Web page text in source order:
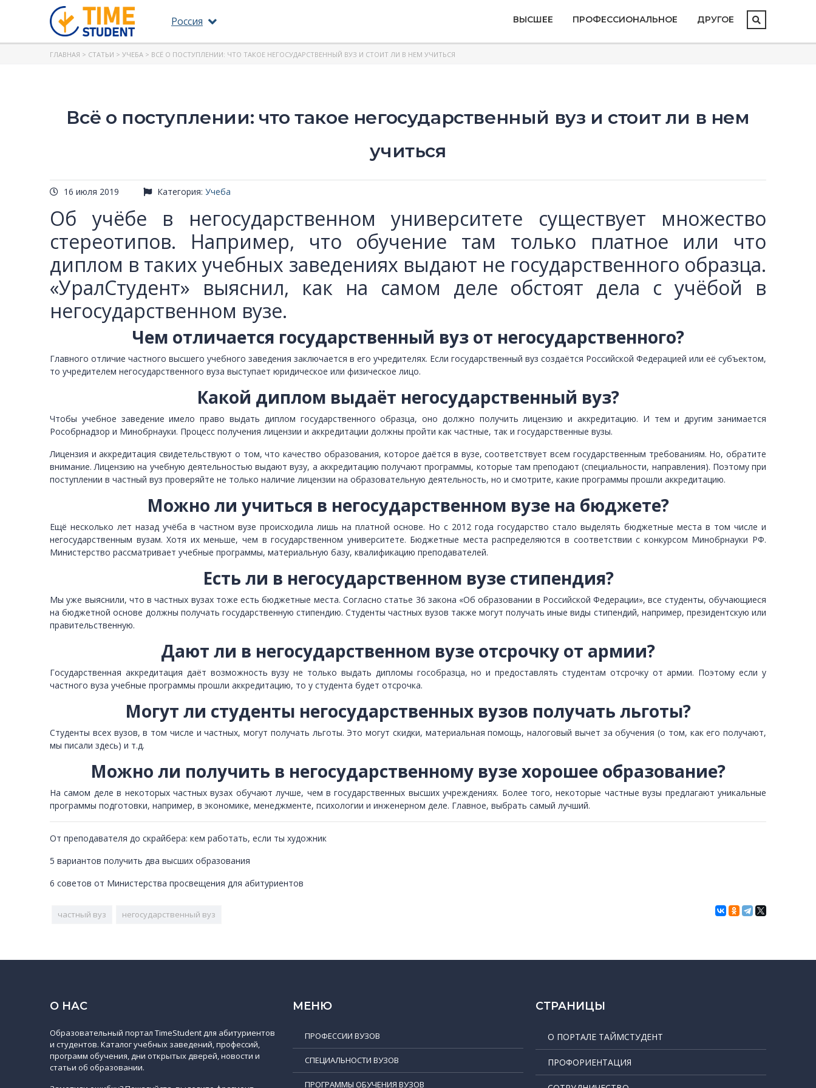
Россия ВЫСШЕЕ ПРОФЕССИОНАЛЬНОЕ ДРУГОЕ
ГЛАВНАЯ > СТАТЬИ > УЧЕБА > ВСЁ О ПОСТУПЛЕНИИ: ЧТО ТАКОЕ НЕГОСУДАРСТВЕННЫЙ ВУЗ И СТОИТ ЛИ В НЕМ УЧИТЬСЯ
Всё о поступлении: что такое негосударственный вуз и стоит ли в нем
учиться
16 июля 2019 Категория: Учеба
Об учёбе в негосударственном университете существует множество
стереотипов. Например, что обучение там только платное или что
диплом в таких учебных заведениях выдают не государственного образца.
«УралСтудент» выяснил, как на самом деле обстоят дела с учёбой в
негосударственном вузе.
Чем отличается государственный вуз от негосударственного?
Главного отличие частного высшего учебного заведения заключается в его учредителях. Если государственный вуз создаётся Российской Федерацией или её субъектом,
то учредителем негосударственного вуза выступает юридическое или физическое лицо.
Какой диплом выдаёт негосударственный вуз?
Чтобы учебное заведение имело право выдать диплом государственного образца, оно должно получить лицензию и аккредитацию. И тем и другим занимается
Рособрнадзор и Минобрнауки. Процесс получения лицензии и аккредитации должны пройти как частные, так и государственные вузы.
Лицензия и аккредитация свидетельствуют о том, что качество образования, которое даётся в вузе, соответствует всем государственным требованиям. Но, обратите
внимание. Лицензию на учебную деятельностью выдают вузу, а аккредитацию получают программы, которые там преподают (специальности, направления). Поэтому при
поступлении в частный вуз проверяйте не только наличие лицензии на образовательную деятельность, но и смотрите, какие программы прошли аккредитацию.
Можно ли учиться в негосударственном вузе на бюджете?
Ещё несколько лет назад учёба в частном вузе происходила лишь на платной основе. Но с 2012 года государство стало выделять бюджетные места в том числе и
негосударственным вузам. Хотя их меньше, чем в государственном университете. Бюджетные места распределяются в соответствии с конкурсом Минобрнауки РФ.
Министерство рассматривает учебные программы, материальную базу, квалификацию преподавателей.
Есть ли в негосударственном вузе стипендия?
Мы уже выяснили, что в частных вузах тоже есть бюджетные места. Согласно статье 36 закона «Об образовании в Российской Федерации», все студенты, обучающиеся
на бюджетной основе должны получать государственную стипендию. Студенты частных вузов также могут получать иные виды стипендий, например, президентскую или
правительственную.
Дают ли в негосударственном вузе отсрочку от армии?
Государственная аккредитация даёт возможность вузу не только выдать дипломы гособразца, но и предоставлять студентам отсрочку от армии. Поэтому если у
частного вуза учебные программы прошли аккредитацию, то у студента будет отсрочка.
Могут ли студенты негосударственных вузов получать льготы?
Студенты всех вузов, в том числе и частных, могут получать льготы. Это могут скидки, материальная помощь, налоговый вычет за обучения (о том, как его получают,
мы писали здесь) и т.д.
Можно ли получить в негосударственному вузе хорошее образование?
На самом деле в некоторых частных вузах обучают лучше, чем в государственных высших учреждениях. Более того, некоторые частные вузы предлагают уникальные
программы подготовки, например, в экономике, менеджменте, психологии и инженерном деле. Главное, выбрать самый лучший.
От преподавателя до скрайбера: кем работать, если ты художник
5 вариантов получить два высших образования
6 советов от Министерства просвещения для абитуриентов
частный вуз негосударственный вуз
О НАС
Образовательный портал TimeStudent для абитуриентов
и студентов. Каталог учебных заведений, профессий,
программ обучения, дни открытых дверей, новости и
статьи об образовании.
МЕНЮ
ПРОФЕССИИ ВУЗОВ
СПЕЦИАЛЬНОСТИ ВУЗОВ
ПРОГРАММЫ ОБУЧЕНИЯ ВУЗОВ
СТРАНИЦЫ
О ПОРТАЛЕ ТАЙМСТУДЕНТ
ПРОФОРИЕНТАЦИЯ